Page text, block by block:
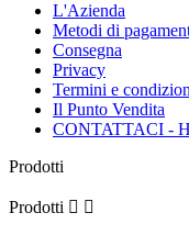
L'Azienda
Metodi di
Consegna
Privacy
Termini e
Il Punto Vendita
CONTATTACI -
Prodotti
Prodotti  